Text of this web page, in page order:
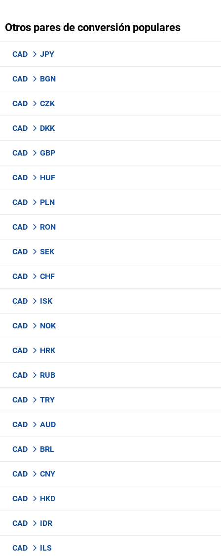
Otros pares de conversión populares
CAD JPY
CAD BGN
CAD CZK
CAD DKK
CAD GBP
CAD HUF
CAD PLN
CAD RON
CAD SEK
CAD CHF
CAD ISK
CAD NOK
CAD HRK
CAD RUB
CAD TRY
CAD AUD
CAD BRL
CAD CNY
CAD HKD
CAD IDR
CAD ILS